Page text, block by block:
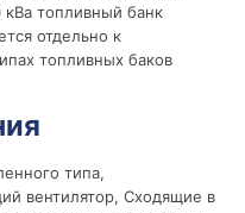
топливный банк
отдельно к
топливных баков
типа,
вентилятор, Сходящие в